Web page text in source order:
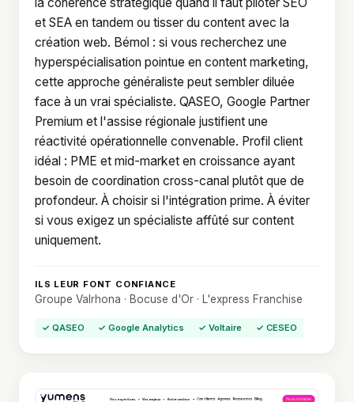
et SEA en tandem ou tisser du content avec la
création web. Bémol : si vous recherchez une
hyperspécialisation pointue en content marketing,
cette approche généraliste peut sembler diluée
face à un vrai spécialiste. QASEO, Google Partner
Premium et l'assise régionale justifient une
réactivité opérationnelle convenable. Profil client
idéal : PME et mid-market en croissance ayant
besoin de coordination cross-canal plutôt que de
profondeur. À choisir si l'intégration prime. À éviter
si vous exigez un spécialiste affûté sur content
uniquement.
ILS LEUR FONT CONFIANCE
Groupe Valrhona · Bocuse d'Or · L'express Franchise
✓ QASEO ✓ Google Analytics ✓ Voltaire ✓ CESEO